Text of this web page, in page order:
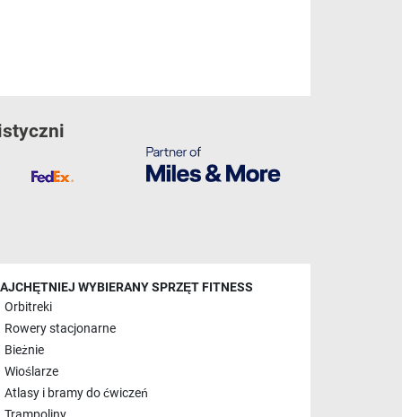
WYBIERANY SPRZĘT FITNESS
Orbitreki
Rowery stacjonarne
Bieżnie
Wioślarze
Atlasy i bramy do ćwiczeń